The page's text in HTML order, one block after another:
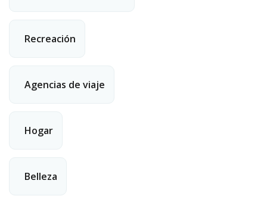
Recreación
Agencias de viaje
Hogar
Belleza